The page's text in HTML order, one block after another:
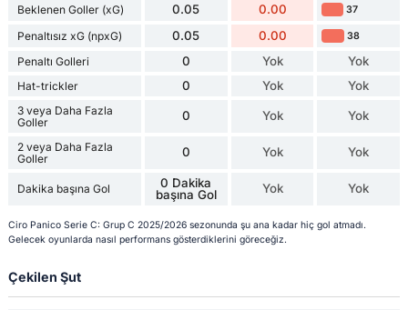
Beklenen Goller (xG) 0.05 0.00 37
Penaltısız xG (npxG) 0.05 0.00 38
Penaltı Golleri 0 Yok Yok
Hat-trickler 0 Yok Yok
3 veya Daha Fazla
Goller
0 Yok Yok
2 veya Daha Fazla
Goller
0 Yok Yok
Dakika başına Gol
0 Dakika
başına Gol
Yok Yok
Ciro Panico Serie C: Grup C 2025/2026 sezonunda şu ana kadar hiç gol atmadı.
Gelecek oyunlarda nasıl performans gösterdiklerini göreceğiz.
Çekilen Şut